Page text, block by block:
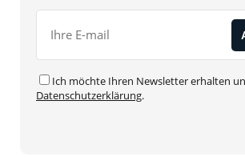
Ich möchte Ihren Newsletter erhalten
Datenschutzerklärung.